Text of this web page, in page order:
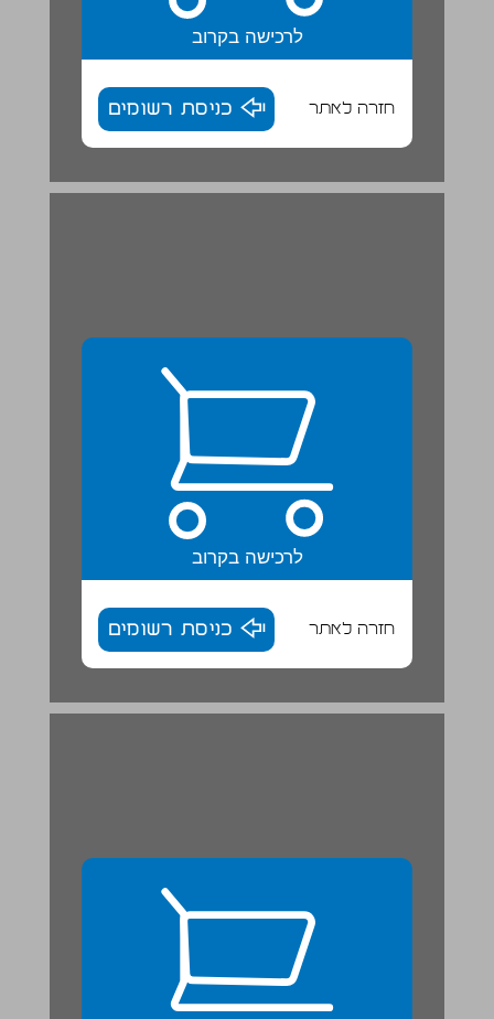
לרכישה בקרוב
חזרה לאתר כניסת רשומים
לרכישה בקרוב
חזרה לאתר כניסת רשומים